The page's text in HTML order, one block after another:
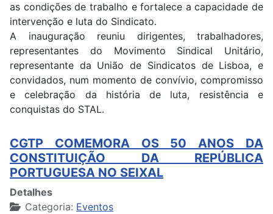
as condições de trabalho e fortalece a capacidade de
intervenção e luta do Sindicato.
A inauguração reuniu dirigentes, trabalhadores,
representantes do Movimento Sindical Unitário,
representante da União de Sindicatos de Lisboa, e
convidados, num momento de convívio, compromisso
e celebração da história de luta, resistência e
conquistas do STAL.
CGTP COMEMORA OS 50 ANOS DA
CONSTITUIÇÃO DA REPÚBLICA
PORTUGUESA NO SEIXAL
Detalhes
Categoria: Eventos